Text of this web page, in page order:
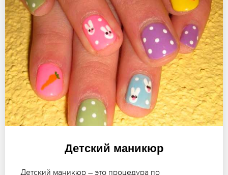
Детский маникюр
Детский маникюр – это процедура по